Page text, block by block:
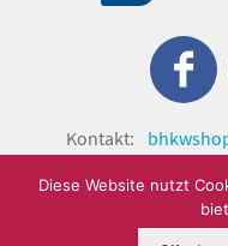
Kontakt:
© shop.herzog-
Diese Website nutzt